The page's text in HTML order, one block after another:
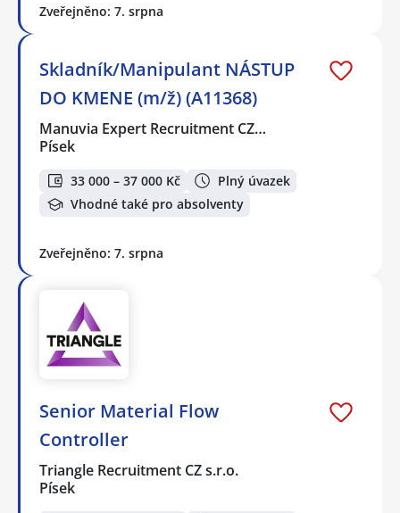
Zveřejněno: 7. srpna
Skladník/Manipulant NÁSTUP
DO KMENE (m/ž) (A11368)
Manuvia Expert Recruitment CZ…
Písek
33 000 – 37 000 Kč
Plný úvazek
Vhodné také pro absolventy
Zveřejněno: 7. srpna
Senior Material Flow
Controller
Triangle Recruitment CZ s.r.o.
Písek